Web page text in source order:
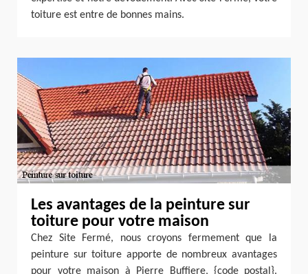
toiture est entre de bonnes mains.
Les avantages de la peinture sur
toiture pour votre maison
Chez Site Fermé, nous croyons fermement que la
peinture sur toiture apporte de nombreux avantages
pour votre maison à Pierre Buffiere, {code_postal}.